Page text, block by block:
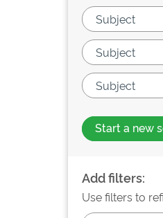
Start a new
Add filters:
Use filters to